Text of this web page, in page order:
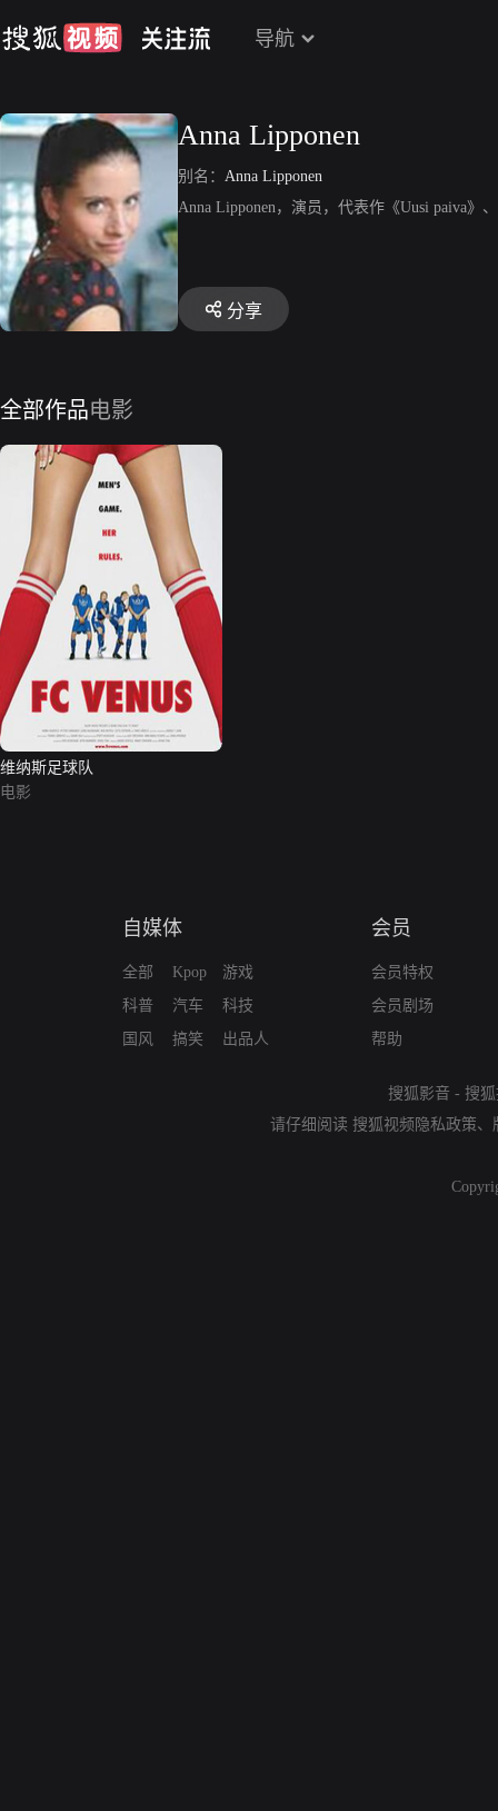
导航
Anna Lipponen
别名： Anna Lipponen
Anna Lipponen，演员，代表作《Uusi paiva》
分享
全部作品电影
维纳斯足球队
电影
自媒体
全部
科普
国风
Kpop
汽车
搞笑
游戏
科技
出品人
会员
会员特权
会员剧场
帮助
搜狐影音 - 搜
请仔细阅读 搜狐视频隐私政策、